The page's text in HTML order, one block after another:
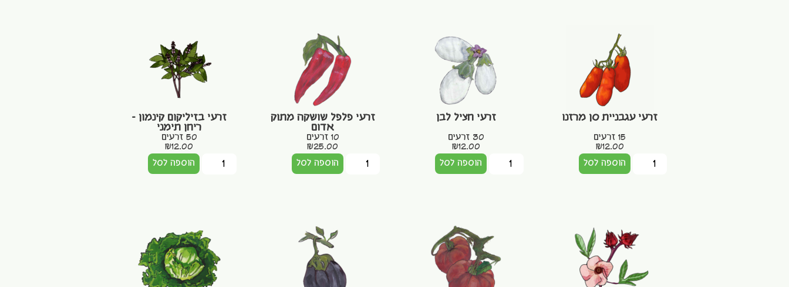
זרעי עגבניית סן מרזנו
15 זרעים
₪12.00
הוספה לסל
זרעי חציל לבן
30 זרעים
₪12.00
הוספה לסל
זרעי פלפל שושקה מתוק
אדום
10 זרעים
₪25.00
הוספה לסל
זרעי בזיליקום קינמון –
ריחן תימני
50 זרעים
₪12.00
הוספה לסל